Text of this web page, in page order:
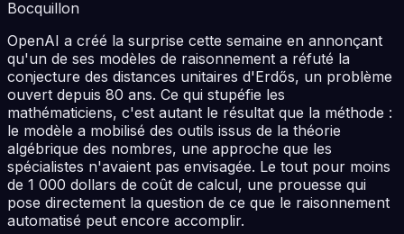
Bocquillon
OpenAI a créé la surprise cette semaine en annonçant
qu'un de ses modèles de raisonnement a réfuté la
conjecture des distances unitaires d'Erdős, un problème
ouvert depuis 80 ans. Ce qui stupéfie les
mathématiciens, c'est autant le résultat que la méthode :
le modèle a mobilisé des outils issus de la théorie
algébrique des nombres, une approche que les
spécialistes n'avaient pas envisagée. Le tout pour moins
de 1 000 dollars de coût de calcul, une prouesse qui
pose directement la question de ce que le raisonnement
automatisé peut encore accomplir.